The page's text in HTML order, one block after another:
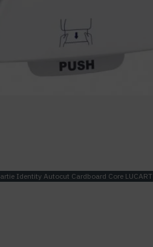
Identity Autocut Cardboard Core LUCART